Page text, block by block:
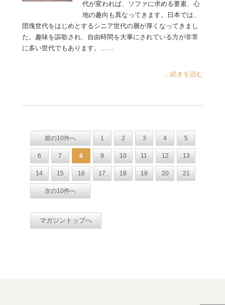
代が変われば、ソファに求める要素、心
地の趣向も異なってきます。日本では、
団塊世代をはじめとするシニア世代の層が厚くなってきまし
た。趣味を謳歌され、自由時間を大事にされている方が非常
に多い世代でもあります。……
...続きを読む
前の10件へ 1 2 3 4 5
6 7 8 9 10 11 12 13
14 15 16 17 18 19 20 21
次の10件へ
マガジントップへ